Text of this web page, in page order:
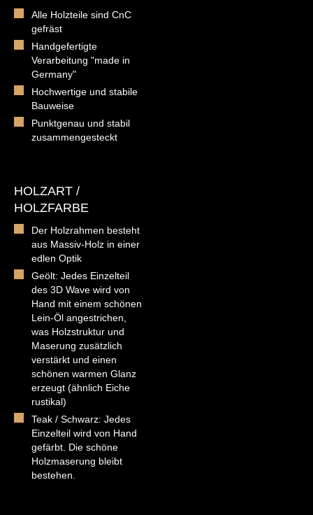
Alle Holzteile sind CnC
gefräst
Handgefertigte
Verarbeitung "made in
Germany"
Hochwertige und stabile
Bauweise
Punktgenau und stabil
zusammengesteckt
HOLZART /
HOLZFARBE
Der Holzrahmen besteht
aus Massiv-Holz in einer
edlen Optik
Geölt: Jedes Einzelteil
des 3D Wave wird von
Hand mit einem schönen
Lein-Öl angestrichen,
was Holzstruktur und
Maserung zusätzlich
verstärkt und einen
schönen warmen Glanz
erzeugt (ähnlich Eiche
rustikal)
Teak / Schwarz: Jedes
Einzelteil wird von Hand
gefärbt. Die schöne
Holzmaserung bleibt
bestehen.